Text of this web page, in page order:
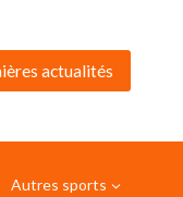
actualités
Autres sports